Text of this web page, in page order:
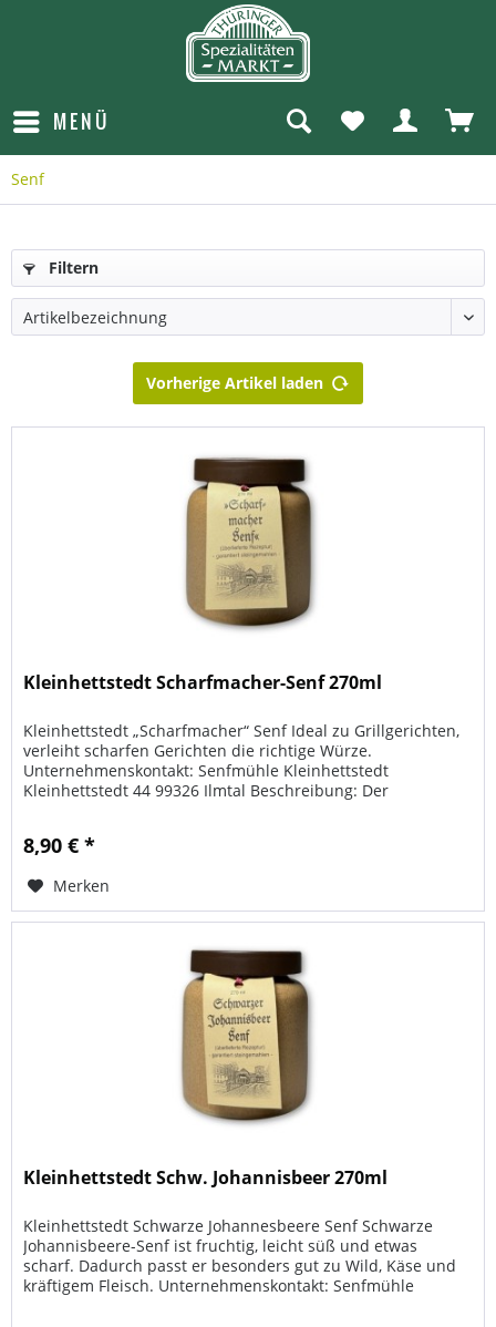
MENÜ
Senf
Filtern
Vorherige Artikel laden
Kleinhettstedt Scharfmacher-Senf 270ml
Kleinhettstedt „Scharfmacher“ Senf Ideal zu Grillgerichten,
verleiht scharfen Gerichten die richtige Würze.
Unternehmenskontakt: Senfmühle Kleinhettstedt
Kleinhettstedt 44 99326 Ilmtal Beschreibung: Der
8,90 € *
Merken
Kleinhettstedt Schw. Johannisbeer 270ml
Kleinhettstedt Schwarze Johannesbeere Senf Schwarze
Johannisbeere-Senf ist fruchtig, leicht süß und etwas
scharf. Dadurch passt er besonders gut zu Wild, Käse und
kräftigem Fleisch. Unternehmenskontakt: Senfmühle